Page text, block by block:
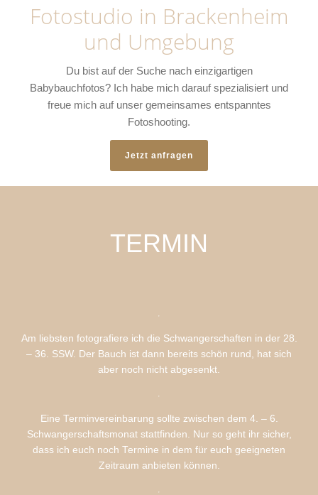
Fotostudio in Brackenheim
und Umgebung
Du bist auf der Suche nach einzigartigen
Babybauchfotos? Ich habe mich darauf spezialisiert und
freue mich auf unser gemeinsames entspanntes
Fotoshooting.
Jetzt anfragen
TERMIN
Am liebsten fotografiere ich die Schwangerschaften in der 28.
– 36. SSW. Der Bauch ist dann bereits schön rund, hat sich
aber noch nicht abgesenkt.
Eine Terminvereinbarung sollte zwischen dem 4. – 6.
Schwangerschaftsmonat stattfinden. Nur so geht ihr sicher,
dass ich euch noch Termine in dem für euch geeigneten
Zeitraum anbieten können.